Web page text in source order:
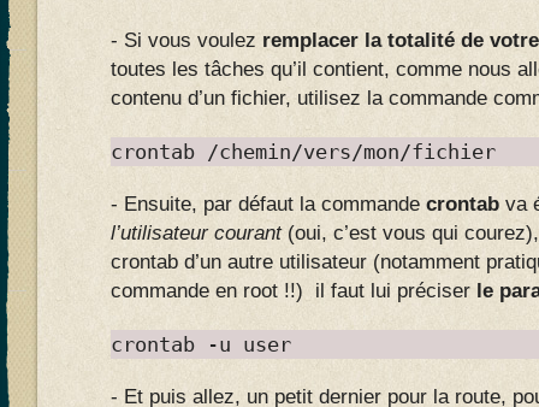
- Si vous voulez remplacer la totalité de
toutes les tâches qu’il contient, comme nous
contenu d’un fichier, utilisez la commande
crontab /chemin/vers/mon/fichier
- Ensuite, par défaut la commande crontab va
l’utilisateur courant(oui, c’est vous qui
crontab d’un autre utilisateur (notamment
commande en root !!) il faut lui préciser le
crontab -u user
- Et puis allez, un petit dernier pour la route,